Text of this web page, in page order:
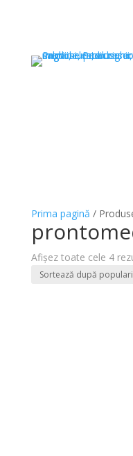
Prima pagină /
Afișez toate cele 4